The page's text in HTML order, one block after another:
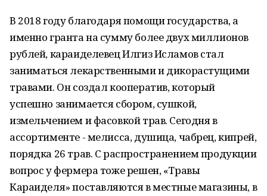
В 2018 году благодаря помощи государства, а
именно гранта на сумму более двух миллионов
рублей, караиделевец Илгиз Исламов стал
заниматься лекарственными и дикорастущими
травами. Он создал кооператив, который
успешно занимается сбором, сушкой,
измельчением и фасовкой трав. Сегодня в
ассортименте - мелисса, душица, чабрец, кипрей,
порядка 26 трав. С распространением продукции
вопрос у фермера тоже решен, «Травы
Караиделя» поставляются в местные магазины, в